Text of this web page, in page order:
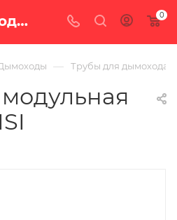
(GS) Труба модульная 0,5м, 150, AISI 430/0,5мм — купить в Екатеринбурге по цене 686 руб. в интернет-магазине «100 печей.ру» 0
— Трубы для дымохода